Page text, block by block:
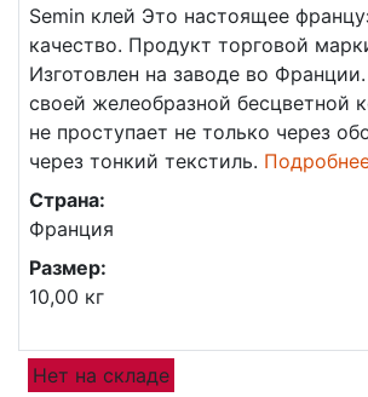
Semin клей Это настоящее
качество. Продукт торговой
Изготовлен на заводе во
своей желеобразной бесцветной
не проступает не только через
через тонкий текстиль.
Страна:
Франция
Размер:
10,00 кг
Нет на складе